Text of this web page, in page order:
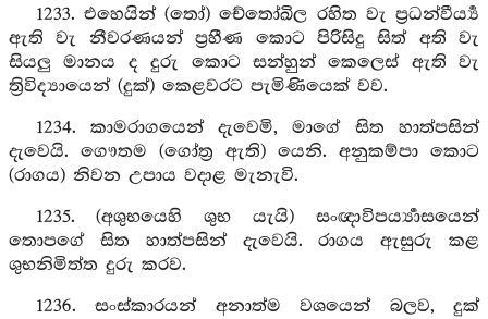
1233. එහෙයින් (තෝ) චේතෝඛිල රහිත වැ ප්‍රධන්වීර්‍ය්‍ය
ඇති වැ නීවරණයන් ප්‍රහීණ කොට පිරිසිදු සිත් අති වැ
සියලු මානය ද දුරු කොට සන්හුන් කෙලෙස් ඇති වැ
ත්‍රිවිද්‍යායෙන් (දුක්) කෙළවරට පැමිණියෙක් වව.
1234. කාමරාගයෙන් දැවෙමි, මාගේ සිත හාත්පසින්
දැවෙයි. ගෞතම (ගෝත්‍ර ඇති) යෙනි. අනුකම්පා කොට
(රාගය) නිවන උපාය වදාළ මැනැවි.
1235. (අශුභයෙහි ශුභ යැයි) සංඥාවිපර්‍ය්‍යාසයෙන්
තොපගේ සිත හාත්පසින් දැවෙයි. රාගය ඇසුරු කළ
ශුභනිමිත්ත දුරු කරව.
1236. සංස්කාරයන් අනාත්ම වශයෙන් බලව, දුක්